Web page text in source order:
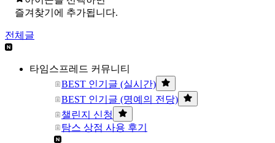
즐겨찾기에 추가됩니다.
전체글
타임스프레드 커뮤니티
BEST 인기글 (실시간)
BEST 인기글 (명예의 전당)
챌린지 신청
탐스 상점 사용 후기